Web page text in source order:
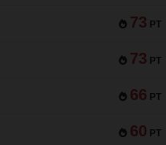
73 PT
73 PT
66 PT
60 PT